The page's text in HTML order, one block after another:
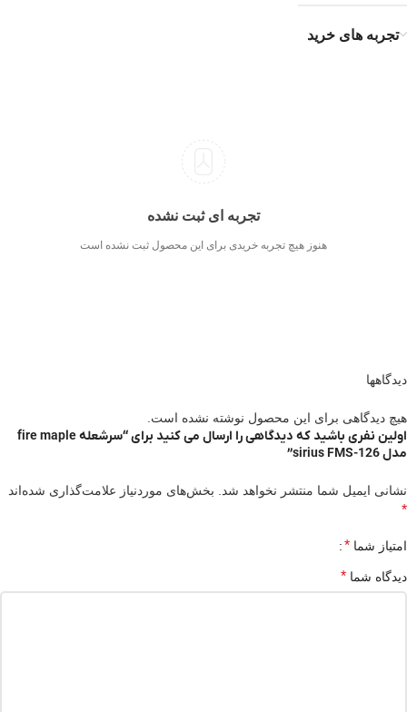
تجربه های خرید
تجربه ای ثبت نشده
هنوز هیچ تجربه خریدی برای این محصول ثبت نشده است
دیدگاهها
هیچ دیدگاهی برای این محصول نوشته نشده است.
اولین نفری باشید که دیدگاهی را ارسال می کنید برای “سرشعله fire maple
مدل sirius FMS-126”
نشانی ایمیل شما منتشر نخواهد شد. بخش‌های موردنیاز علامت‌گذاری شده‌اند
*
امتیاز شما *
دیدگاه شما *